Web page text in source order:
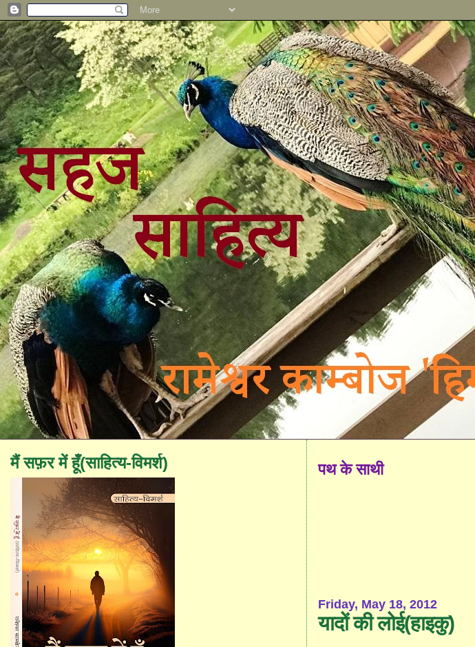
पथ के साथी
Friday, May 18, 2012
यादों की लोई(हाइकु)
मैं सफ़र में हूँ(साहित्य-विमर्श)